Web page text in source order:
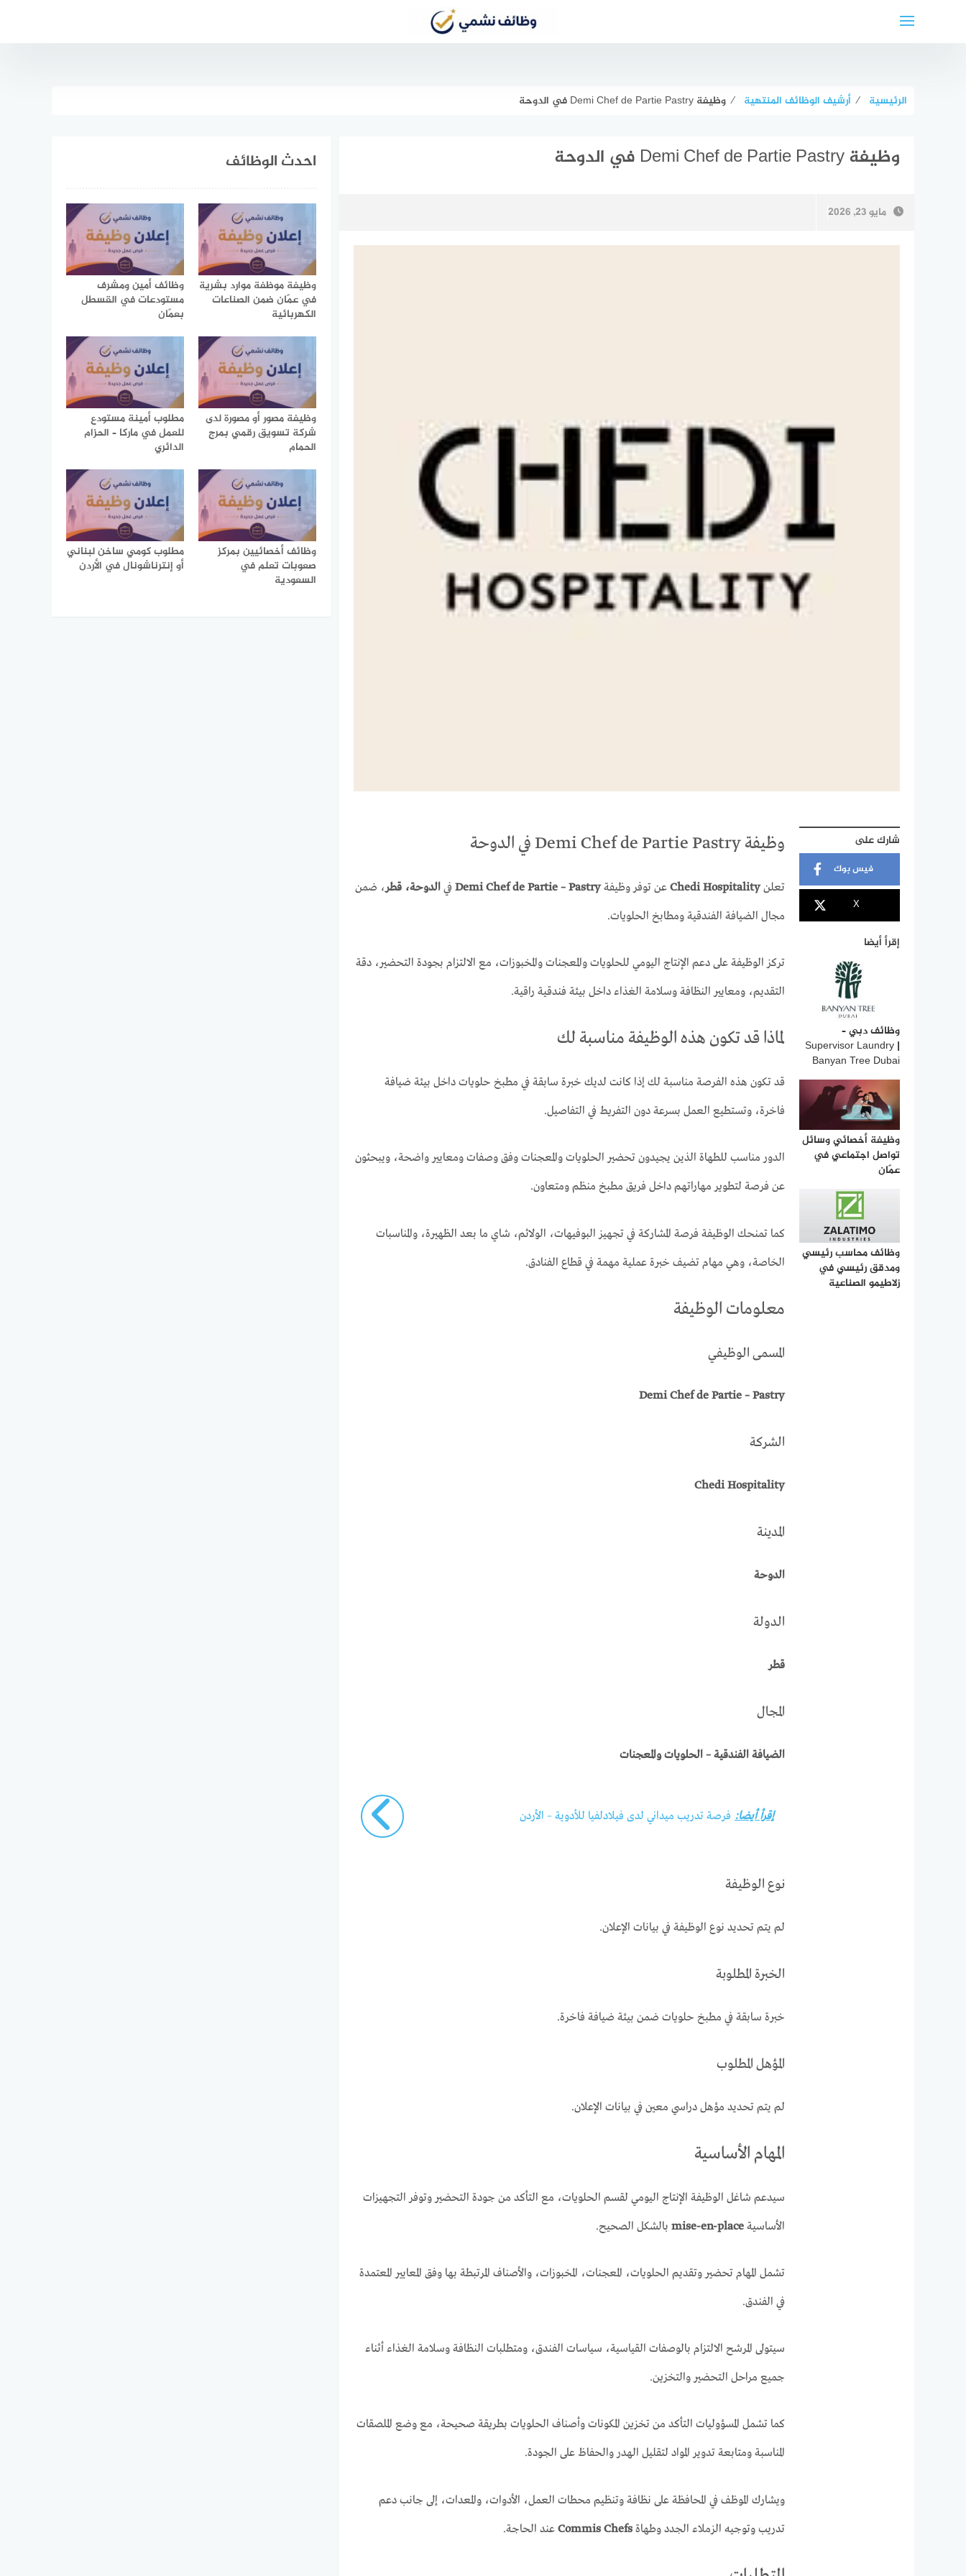
الرئيسية ⁄ أرشيف الوظائف المنتهية ⁄ وظيفة Demi Chef de Partie Pastry في الدوحة
وظيفة Demi Chef de Partie Pastry في الدوحة
مايو 23, 2026
شارك على
فيس بوك
X
إقرأ أيضا
وظائف دبي –
Supervisor Laundry |
Banyan Tree Dubai
وظيفة أخصائي وسائل
تواصل اجتماعي في
عمّان
وظائف محاسب رئيسي
ومدقق رئيسي في
زلاطيمو الصناعية
وظيفة Demi Chef de Partie Pastry في الدوحة
تعلنChedi Hospitalityعن توفر وظيفةDemi Chef de Partie – Pastryفي الدوحة، قطر، ضمن
مجال الضيافة الفندقية ومطابخ الحلويات.
تركز الوظيفة على دعم الإنتاج اليومي للحلويات والمعجنات والمخبوزات، مع الالتزام بجودة التحضير، دقة
التقديم، ومعايير النظافة وسلامة الغذاء داخل بيئة فندقية راقية.
لماذا قد تكون هذه الوظيفة مناسبة لك
قد تكون هذه الفرصة مناسبة لك إذا كانت لديك خبرة سابقة في مطبخ حلويات داخل بيئة ضيافة
فاخرة، وتستطيع العمل بسرعة دون التفريط في التفاصيل.
الدور مناسب للطهاة الذين يجيدون تحضير الحلويات والمعجنات وفق وصفات ومعايير واضحة، ويبحثون
عن فرصة لتطوير مهاراتهم داخل فريق مطبخ منظم ومتعاون.
كما تمنحك الوظيفة فرصة المشاركة في تجهيز البوفيهات، الولائم، شاي ما بعد الظهيرة، والمناسبات
الخاصة، وهي مهام تضيف خبرة عملية مهمة في قطاع الفنادق.
معلومات الوظيفة
المسمى الوظيفي
Demi Chef de Partie – Pastry
الشركة
Chedi Hospitality
المدينة
الدوحة
الدولة
قطر
المجال
الضيافة الفندقية – الحلويات والمعجنات
إقرأ أيضا: فرصة تدريب ميداني لدى فيلادلفيا للأدوية – الأردن
نوع الوظيفة
لم يتم تحديد نوع الوظيفة في بيانات الإعلان.
الخبرة المطلوبة
خبرة سابقة في مطبخ حلويات ضمن بيئة ضيافة فاخرة.
المؤهل المطلوب
لم يتم تحديد مؤهل دراسي معين في بيانات الإعلان.
المهام الأساسية
سيدعم شاغل الوظيفة الإنتاج اليومي لقسم الحلويات، مع التأكد من جودة التحضير وتوفر التجهيزات
الأساسية mise-en-placeبالشكل الصحيح.
تشمل المهام تحضير وتقديم الحلويات، المعجنات، المخبوزات، والأصناف المرتبطة بها وفق المعايير المعتمدة
في الفندق.
سيتولى المرشح الالتزام بالوصفات القياسية، سياسات الفندق، ومتطلبات النظافة وسلامة الغذاء أثناء
جميع مراحل التحضير والتخزين.
كما تشمل المسؤوليات التأكد من تخزين المكونات وأصناف الحلويات بطريقة صحيحة، مع وضع الملصقات
المناسبة ومتابعة تدوير المواد لتقليل الهدر والحفاظ على الجودة.
ويشارك الموظف في المحافظة على نظافة وتنظيم محطات العمل، الأدوات، والمعدات، إلى جانب دعم
تدريب وتوجيه الزملاء الجدد وطهاة Commis Chefsعند الحاجة.
احدث الوظائف
وظيفة موظفة موارد بشرية
في عمّان ضمن الصناعات
الكهربائية
وظائف أمين ومشرف
مستودعات في القسطل
بعمّان
وظيفة مصور أو مصورة لدى
شركة تسويق رقمي بمرج
الحمام
مطلوب أمينة مستودع
للعمل في ماركا – الحزام
الدائري
وظائف أخصائيين بمركز
صعوبات تعلم في
السعودية
مطلوب كومي ساخن لبناني
أو إنترناشونال في الأردن